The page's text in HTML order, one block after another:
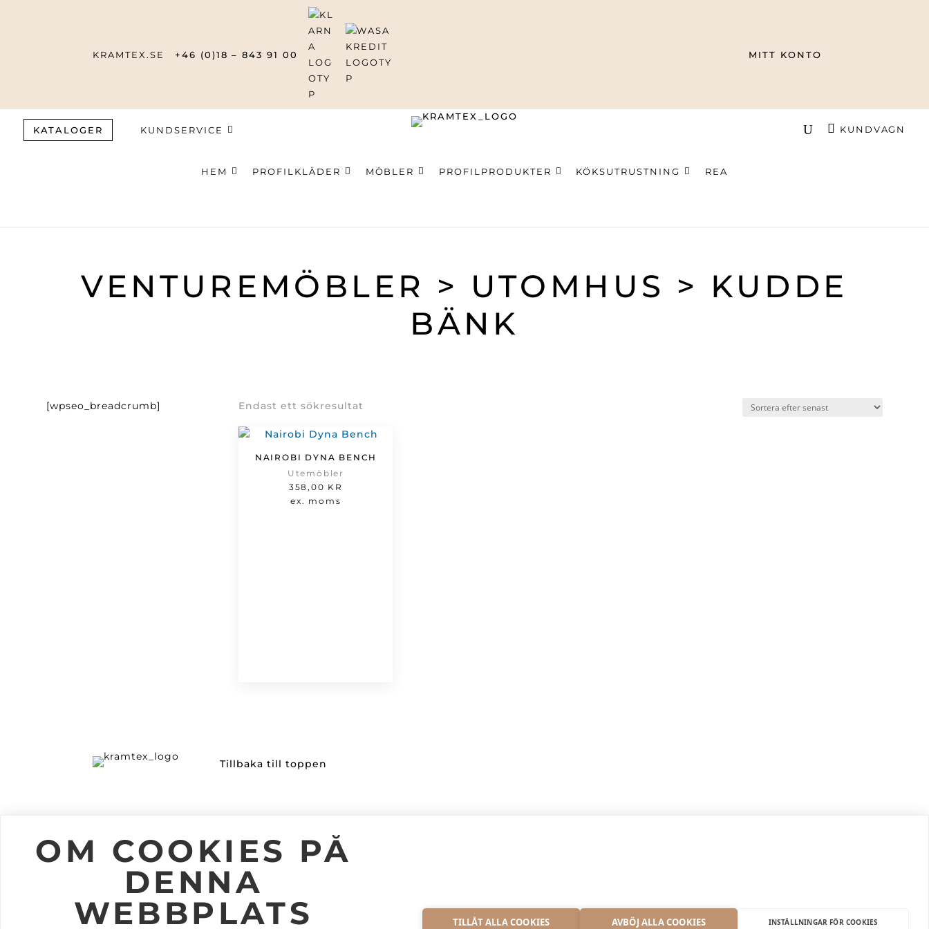
OM COOKIES PÅ
DENNA
WEBBPLATS
TILLÅT ALLA COOKIES AVBÖJ ALLA COOKIES INSTÄLLNINGAR FÖR COOKIES
KRAMTEX.SE +46 (0)18 – 843 91 00 MITT KONTO
KATALOGER KUNDSERVICE KUNDVAGN
HEM PROFILKLÄDER MÖBLER PROFILPRODUKTER KÖKSUTRUSTNING REA
VENTUREMÖBLER > UTOMHUS > KUDDE
BÄNK
[wpseo_breadcrumb] Endast ett sökresultat
NAIROBI DYNA BENCH
Utemöbler
358,00 KR
ex. moms
Tillbaka till toppen
Om Kramtex
Jobba på Kramtex
Kataloger
Mitt Konto
Facebook